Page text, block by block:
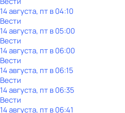
14 августа, пт в 04:10
Вести
14 августа, пт в 05:00
Вести
14 августа, пт в 06:00
Вести
14 августа, пт в 06:15
Вести
14 августа, пт в 06:35
Вести
14 августа, пт в 06:41